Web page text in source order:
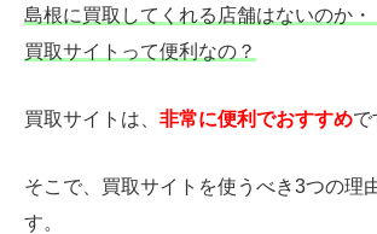
島根に買取してくれる店舗はないのか・
買取サイトって便利なの？
買取サイトは、 非常に便利でおすすめで
そこで、買取サイトを使うべき3つの理
す。